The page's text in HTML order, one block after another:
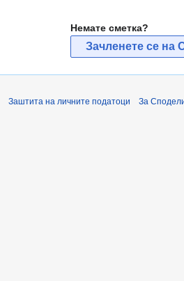
Немате сметка?
Зачленете се на
Заштита на личните податоци За